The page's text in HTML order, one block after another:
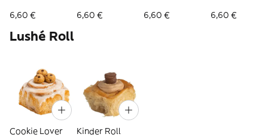
6,60 € 6,60 € 6,60 € 6,60 €
Lushé Roll
Cookie Lover
Kinder Roll